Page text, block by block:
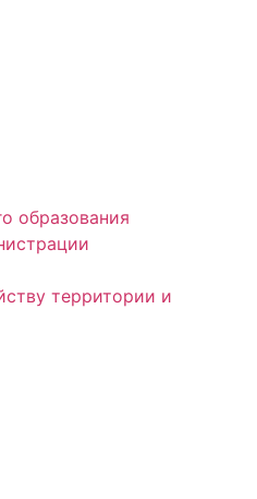
образования
территории и